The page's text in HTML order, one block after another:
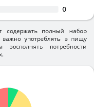
0
содержать полный набор
употреблять в пищу
восполнять потребности